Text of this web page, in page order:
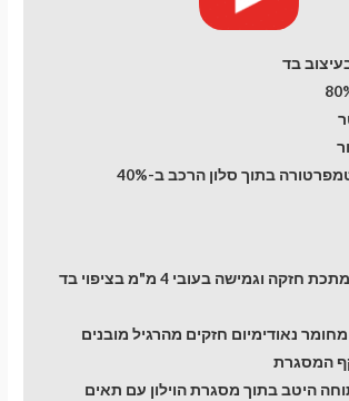
בד
בתוך סלון הרכב ב-40%
מסגרת מתכת חזקה וגמישה בעובי 4 מ"מ בציפוי בד
נאודימיום חזקים מהרגיל מובנים
המסגרת
היטב בתוך מסגרת הוילון עם תאים